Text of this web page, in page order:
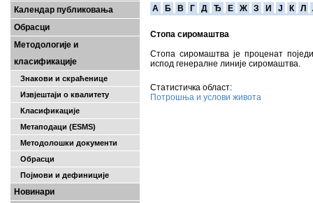
Календар публиковања
Обрасци
Методологије и
класификације
Знакови и скраћенице
Извјештаји о квалитету
Класификације
Метаподаци (ESMS)
Методолошки документи
Обрасци
Појмови и дефиниције
Новинари
A Б В Г Д Ђ Е Ж З И Ј К Л
Стопа сиромаштва
Стопа сиромаштва je проценат
испод генералне линије сиромаштва.
Статистичка област:
Потрошња и услови живота